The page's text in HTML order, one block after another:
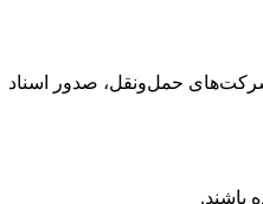
شرکت‌های حمل‌ونقل، صدور اسناد
باشند.